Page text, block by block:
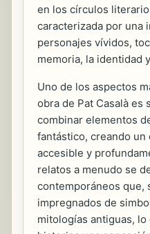
en los círculos
caracterizada por una
personajes vívidos,
memoria, la identidad
Uno de los aspectos
obra de Pat Casalà es
combinar elementos
fantástico, creando un
accesible y
relatos a menudo se
contemporáneos que,
impregnados de
mitologías antiguas, lo